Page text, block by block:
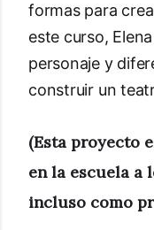
formas para
este curso,
personaje y
construir un
(Esta proyecto
en la escuela a
incluso como